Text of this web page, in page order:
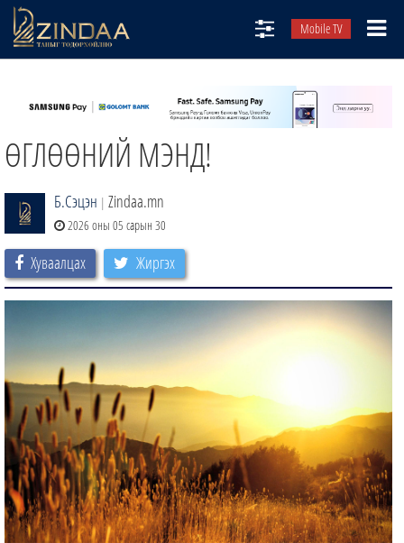
Mobile TV
ТВ8
ӨГЛӨӨНИЙ СОНИН
ЗИНДАА СЭТГҮҮЛ
ӨГЛӨӨНИЙ МЭНД!
Б.Сэцэн | Zindaa.mn
2026 оны 05 сарын 30
Хуваалцах Жиргэх